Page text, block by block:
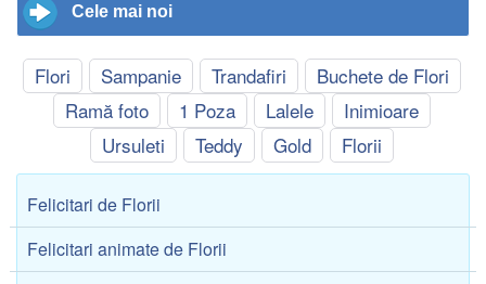
Cele mai noi
Flori Sampanie Trandafiri
Buchete de Flori
Ramă foto
1 Poza Lalele
Inimioare
Ursuleti
Teddy Gold Florii
Felicitari de Florii
Felicitari animate de Florii